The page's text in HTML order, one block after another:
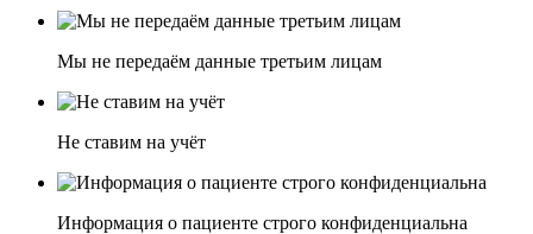
Мы не передаём данные третьим лицам
Не ставим на учёт
Информация о пациенте строго конфиденциальна